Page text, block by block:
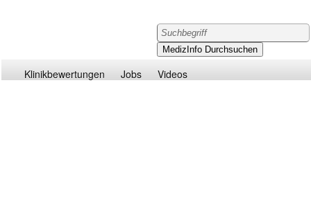
Klinikbewertungen Jobs Videos